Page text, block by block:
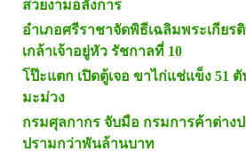
สวยงามอลังการ
อำเภอศรีราชาจัดพิธีเฉลิมพระเกียร
เกล้าเจ้าอยู่หัว รัชกาลที่ 10
โป๊ะแตก เปิดตู้เจอ ขาไก่แช่แข็ง 51
มะม่วง
กรมศุลกากร จับมือ กรมการค้าต่าง
ปรามกว่าพันล้านบาท